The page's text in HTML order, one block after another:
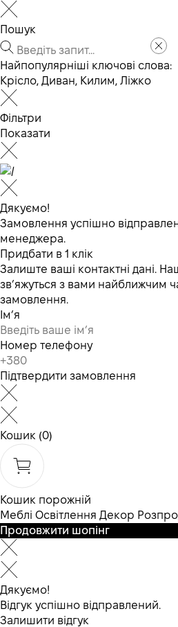
Пошук
Найпопулярніші ключові слова:
Крісло, Диван, Килим, Ліжко
Фільтри
Показати
Дякуємо!
Замовлення успішно
менеджера.
Придбати в 1 клік
Залиште ваші контактні дані.
зв’яжуться з вами найближчим
замовлення.
Ім’я
Номер телефону
Підтвердити замовлення
Кошик (0)
Кошик порожній
Меблі Освітлення Декор
Продовжити шопінг
Дякуємо!
Відгук успішно відправлений.
Залишити відгук